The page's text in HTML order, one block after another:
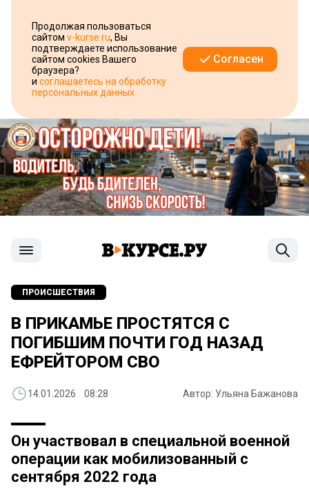
Продолжая пользоваться
сайтом v-kurse.ru, Вы
подтверждаете использование
сайтом cookies Вашего
браузера?
и соглашаетесь на обработку
персональных данных
Согласен
ПРОИСШЕСТВИЯ
В ПРИКАМЬЕ ПРОСТЯТСЯ С
ПОГИБШИМ ПОЧТИ ГОД НАЗАД
ЕФРЕЙТОРОМ СВО
14.01.2026 08:28 Автор: Ульяна Бажанова
Он участвовал в специальной военной
операции как мобилизованный с
сентября 2022 года